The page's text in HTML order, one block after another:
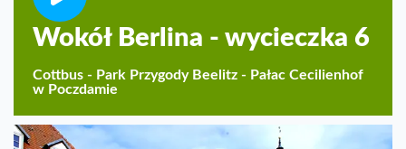
Wokół Berlina - wycieczka 6
Cottbus - Park Przygody Beelitz - Pałac Cecilienhof
w Poczdamie